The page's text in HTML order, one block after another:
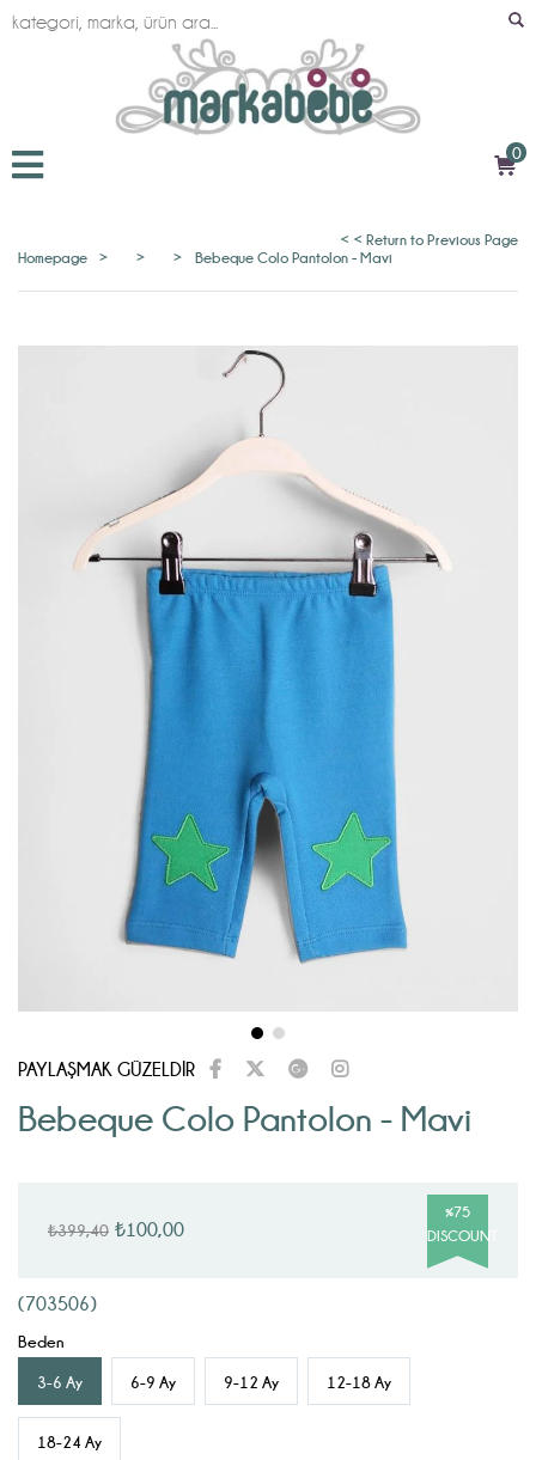
0
< < Return to Previous Page
Homepage
> > > Bebeque Colo Pantolon - Mavi
PAYLAŞMAK GÜZELDİR
Bebeque Colo Pantolon - Mavi
₺399,40 ₺100,00
%75
DISCOUNT
(703506)
Beden
3-6 Ay 6-9 Ay 9-12 Ay 12-18 Ay
18-24 Ay